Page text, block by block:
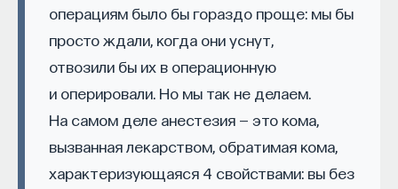
операциям было бы гораздо проще: мы бы
просто ждали, когда они уснут,
отвозили бы их в операционную
и оперировали. Но мы так не делаем.
На самом деле анестезия — это кома,
вызванная лекарством, обратимая кома,
характеризующаяся 4 свойствами: вы без
— Овладеете ключевыми для независимого
мышления навыками: научитесь критически
воспринимать информацию и логично
и аргументированно доказывать свою точку
зрения.
— Узнаете, как философия отвечает
на основополагающие вопросы человечества: что